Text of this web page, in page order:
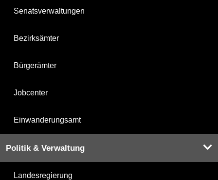
Senatsverwaltungen
Bezirksämter
Bürgerämter
Jobcenter
Einwanderungsamt
Politik & Verwaltung
Landesregierung